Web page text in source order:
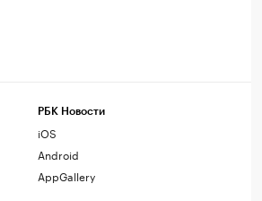
РБК Новости
iOS
Android
AppGallery